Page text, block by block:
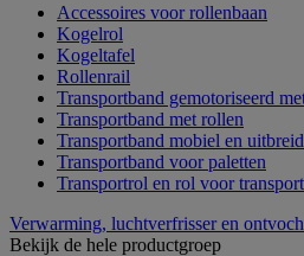
Accessoires voor rollenbaan
Kogelrol
Kogeltafel
Rollenrail
Transportband gemotoriseerd
Transportband met rollen
Transportband mobiel en
Transportband voor paletten
Transportrol en rol voor
Verwarming, luchtverfrisser en
Bekijk de hele productgroep